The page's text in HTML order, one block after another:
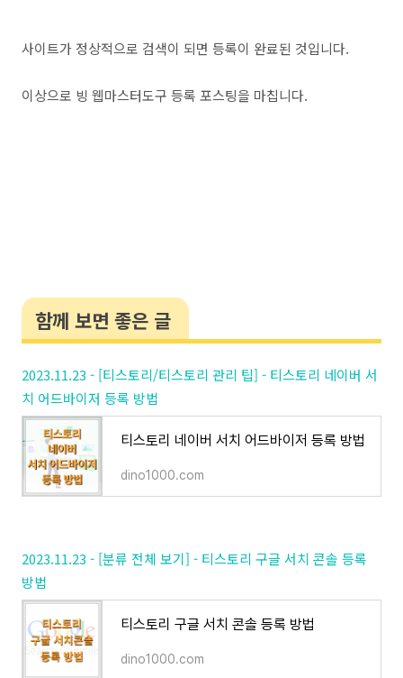
사이트가 정상적으로 검색이 되면 등록이 완료된 것입니다.
이상으로 빙 웹마스터도구 등록 포스팅을 마칩니다.
함께 보면 좋은 글
2023.11.23 - [티스토리/티스토리 관리 팁] - 티스토리 네이버 서
치 어드바이저 등록 방법
티스토리 네이버 서치 어드바이저 등록 방법
dino1000.com
2023.11.23 - [분류 전체 보기] - 티스토리 구글 서치 콘솔 등록
방법
티스토리 구글 서치 콘솔 등록 방법
dino1000.com